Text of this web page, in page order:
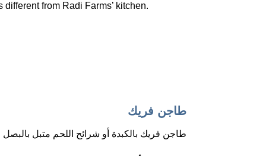
from Radi Farms’ kitchen.
طاجن فريك
طاجن فريك بالكبدة أو شرائح اللحم متبل